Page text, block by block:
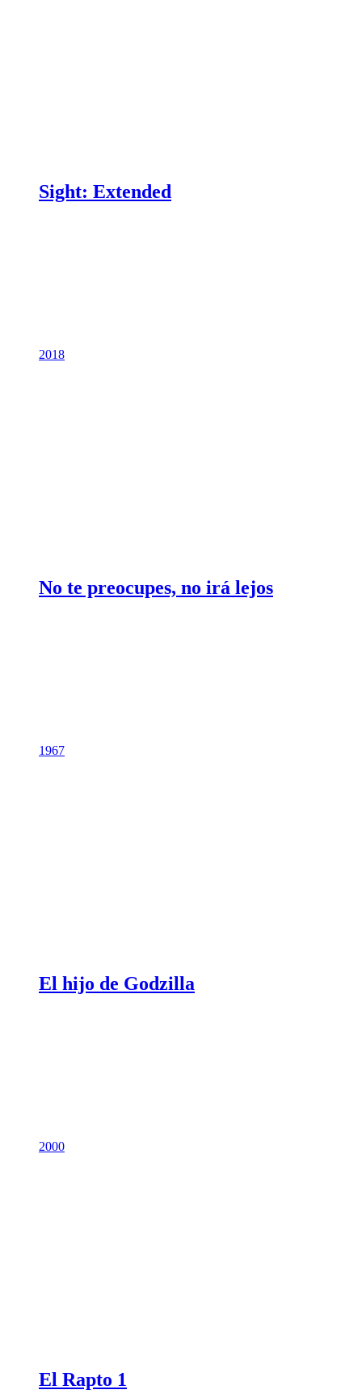
Sight: Extended
2018
No te preocupes, no irá lejos
1967
El hijo de Godzilla
2000
El Rapto 1